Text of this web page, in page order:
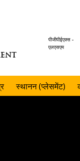
पीजीपीईएक्स -
एलएसएम
स्थानन (प्लेसमेंट)